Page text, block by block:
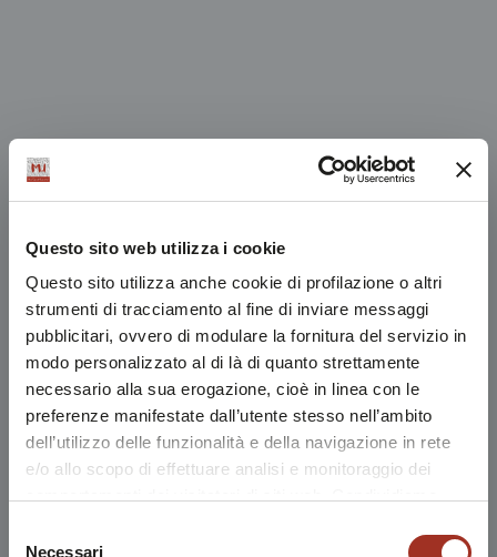
Questo sito web utilizza i cookie
Questo sito utilizza anche cookie di profilazione o altri
strumenti di tracciamento al fine di inviare messaggi
pubblicitari, ovvero di modulare la fornitura del servizio in
modo personalizzato al di là di quanto strettamente
necessario alla sua erogazione, cioè in linea con le
preferenze manifestate dall’utente stesso nell’ambito
dell’utilizzo delle funzionalità e della navigazione in rete
e/o allo scopo di effettuare analisi e monitoraggio dei
nostro sito, con i nostri partner che si occupano di analisi
Necessari